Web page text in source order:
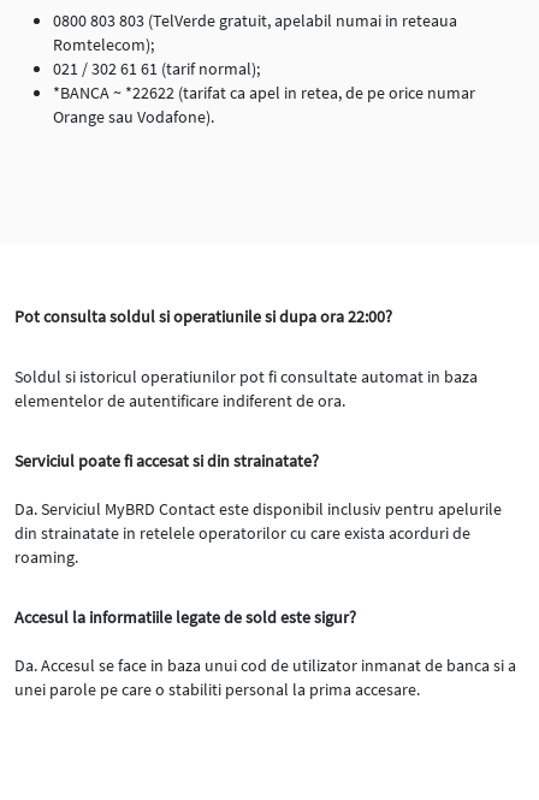
0800 803 803 (TelVerde gratuit, apelabil numai in reteaua
Romtelecom);
021 / 302 61 61 (tarif normal);
*BANCA ~ *22622 (tarifat ca apel in retea, de pe orice numar
Orange sau Vodafone).
Pot consulta soldul si operatiunile si dupa ora 22:00?
Soldul si istoricul operatiunilor pot fi consultate automat in baza
elementelor de autentificare indiferent de ora.
Serviciul poate fi accesat si din strainatate?
Da. Serviciul MyBRD Contact este disponibil inclusiv pentru apelurile
din strainatate in retelele operatorilor cu care exista acorduri de
roaming.
Accesul la informatiile legate de sold este sigur?
Da. Accesul se face in baza unui cod de utilizator inmanat de banca si a
unei parole pe care o stabiliti personal la prima accesare.